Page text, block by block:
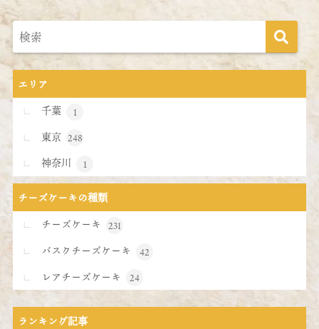
エリア
千葉
1
東京 248
神奈川 1
チーズケーキの種類
チーズケーキ
231
バスクチーズケーキ 42
レアチーズケーキ 24
ランキング記事